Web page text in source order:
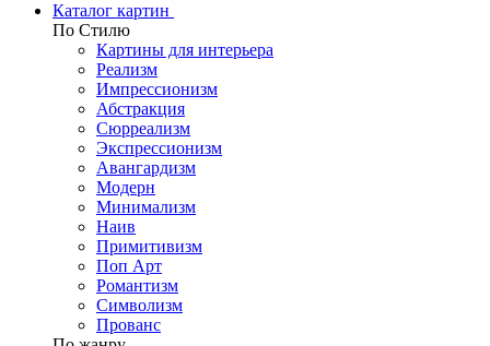
Каталог картин
По Стилю
Картины для интерьера
Реализм
Импрессионизм
Абстракция
Сюрреализм
Экспрессионизм
Авангардизм
Модерн
Минимализм
Наив
Примитивизм
Поп Арт
Романтизм
Символизм
Прованс